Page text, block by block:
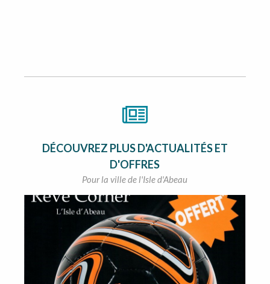
DÉCOUVREZ PLUS D'ACTUALITÉS ET
D'OFFRES
Pour la ville de l'Isle d'Abeau